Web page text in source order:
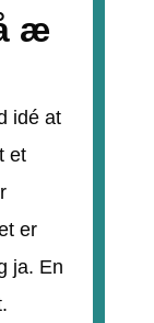
æ
idé at
et
er
ja. En